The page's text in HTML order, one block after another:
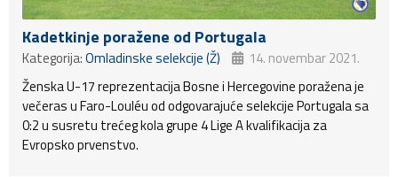
Kadetkinje poražene od Portugala
Kategorija:Omladinske selekcije (Ž)
14. novembar 2021.
Ženska U-17 reprezentacija Bosne i Hercegovine poražena je
večeras u Faro-Louléu od odgovarajuće selekcije Portugala sa
0:2 u susretu trećeg kola grupe 4 Lige A kvalifikacija za
Evropsko prvenstvo.